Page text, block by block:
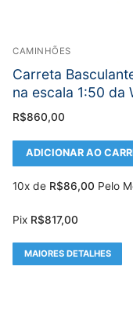
CAMINHÕES
Carreta
na escala 1:50 da
R$860,00
ADICIONAR AO
10x de R$86,00 Pelo
Pix R$817,00
MAIORES DETALHES